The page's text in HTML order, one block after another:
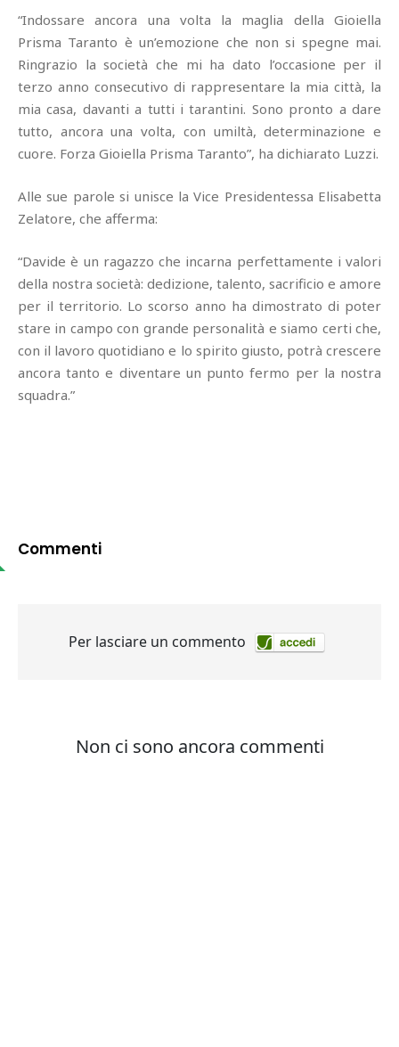
“Indossare ancora una volta la maglia della Gioiella
Prisma Taranto è un’emozione che non si spegne mai.
Ringrazio la società che mi ha dato l’occasione per il
terzo anno consecutivo di rappresentare la mia città, la
mia casa, davanti a tutti i tarantini. Sono pronto a dare
tutto, ancora una volta, con umiltà, determinazione e
cuore. Forza Gioiella Prisma Taranto”, ha dichiarato Luzzi.
Alle sue parole si unisce la Vice Presidentessa Elisabetta
Zelatore, che afferma:
“Davide è un ragazzo che incarna perfettamente i valori
della nostra società: dedizione, talento, sacrificio e amore
per il territorio. Lo scorso anno ha dimostrato di poter
stare in campo con grande personalità e siamo certi che,
con il lavoro quotidiano e lo spirito giusto, potrà crescere
ancora tanto e diventare un punto fermo per la nostra
squadra.”
Commenti